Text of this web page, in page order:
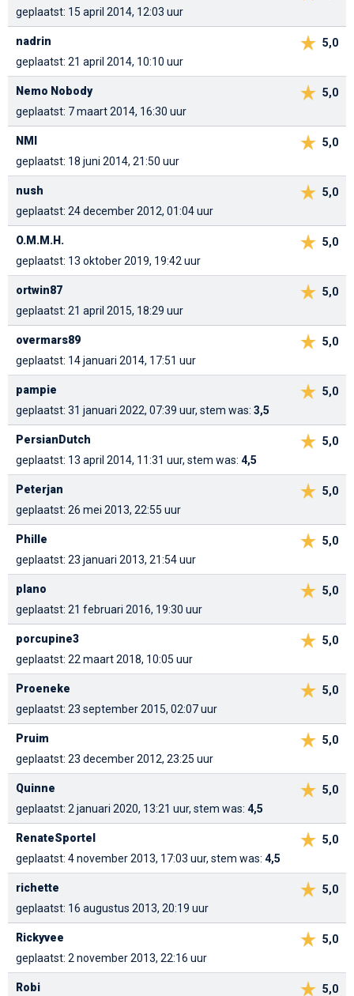
geplaatst: 15 april 2014, 12:03 uur
5,0
nadrin
geplaatst: 21 april 2014, 10:10 uur
5,0
Nemo Nobody
geplaatst: 7 maart 2014, 16:30 uur
5,0
NMI
geplaatst: 18 juni 2014, 21:50 uur
5,0
nush
geplaatst: 24 december 2012, 01:04 uur
5,0
O.M.M.H.
geplaatst: 13 oktober 2019, 19:42 uur
5,0
ortwin87
geplaatst: 21 april 2015, 18:29 uur
5,0
overmars89
geplaatst: 14 januari 2014, 17:51 uur
5,0
pampie
geplaatst: 31 januari 2022, 07:39 uur, stem was: 3,5
5,0
PersianDutch
geplaatst: 13 april 2014, 11:31 uur, stem was: 4,5
5,0
Peterjan
geplaatst: 26 mei 2013, 22:55 uur
5,0
Phille
geplaatst: 23 januari 2013, 21:54 uur
5,0
plano
geplaatst: 21 februari 2016, 19:30 uur
5,0
porcupine3
geplaatst: 22 maart 2018, 10:05 uur
5,0
Proeneke
geplaatst: 23 september 2015, 02:07 uur
5,0
Pruim
geplaatst: 23 december 2012, 23:25 uur
5,0
Quinne
geplaatst: 2 januari 2020, 13:21 uur, stem was: 4,5
5,0
RenateSportel
geplaatst: 4 november 2013, 17:03 uur, stem was: 4,5
5,0
richette
geplaatst: 16 augustus 2013, 20:19 uur
5,0
Rickyvee
geplaatst: 2 november 2013, 22:16 uur
5,0
Robi